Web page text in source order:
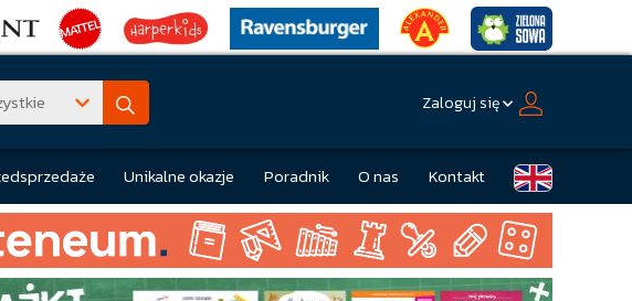
Zaloguj się
Unikalne okazje Poradnik O nas Kontakt